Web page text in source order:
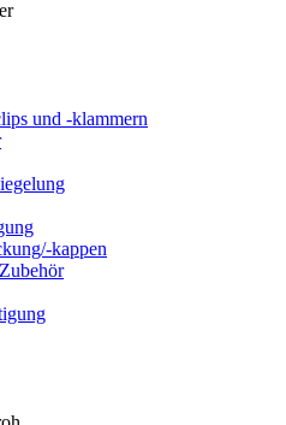
und -klammern
kappen